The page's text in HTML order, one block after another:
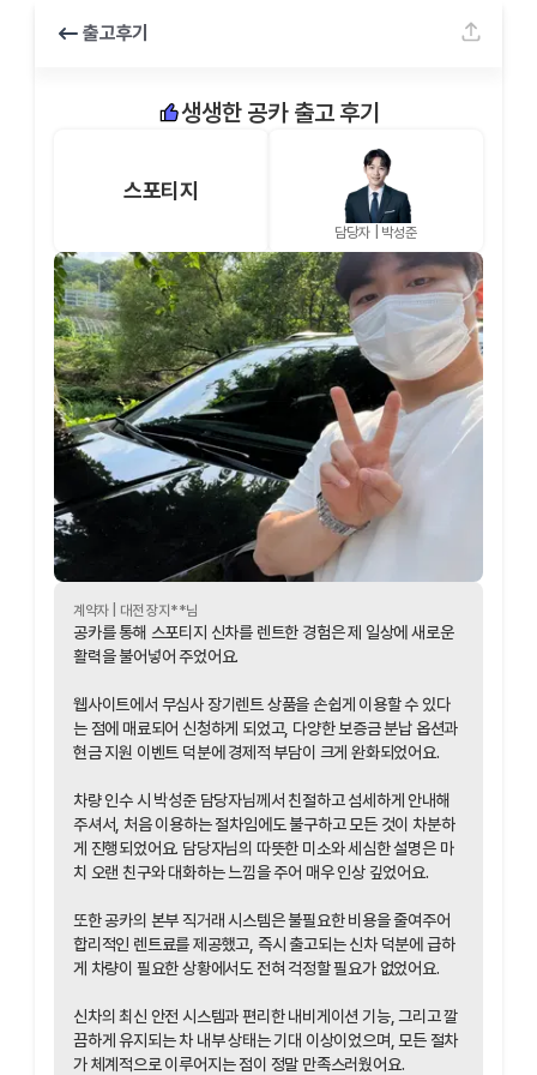
출고후기
생생한 공카 출고 후기
스포티지
담당자 | 박성준
계약자 | 대전 장지 **님
공카를 통해 스포티지 신차를 렌트한 경험은 제 일상에 새로운
활력을 불어넣어 주었어요.
웹사이트에서 무심사 장기렌트 상품을 손쉽게 이용할 수 있다
는 점에 매료되어 신청하게 되었고, 다양한 보증금 분납 옵션과
현금 지원 이벤트 덕분에 경제적 부담이 크게 완화되었어요.
차량 인수 시 박성준 담당자님께서 친절하고 섬세하게 안내해
주셔서, 처음 이용하는 절차임에도 불구하고 모든 것이 차분하
게 진행되었어요. 담당자님의 따뜻한 미소와 세심한 설명은 마
치 오랜 친구와 대화하는 느낌을 주어 매우 인상 깊었어요.
또한 공카의 본부 직거래 시스템은 불필요한 비용을 줄여주어
합리적인 렌트료를 제공했고, 즉시 출고되는 신차 덕분에 급하
게 차량이 필요한 상황에서도 전혀 걱정할 필요가 없었어요.
신차의 최신 안전 시스템과 편리한 내비게이션 기능, 그리고 깔
끔하게 유지되는 차 내부 상태는 기대 이상이었으며, 모든 절차
가 체계적으로 이루어지는 점이 정말 만족스러웠어요.